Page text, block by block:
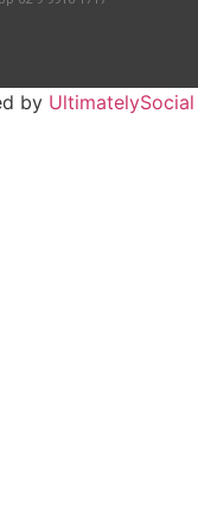
by UltimatelySocial